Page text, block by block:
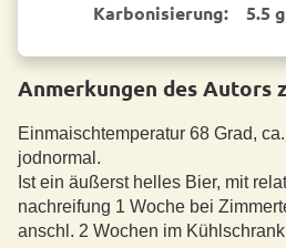
Karbonisierung:
5.5
Anmerkungen des Autors
Einmaischtemperatur 68 Grad,
jodnormal.
Ist ein äußerst helles Bier, mit
nachreifung 1 Woche bei
anschl. 2 Wochen im